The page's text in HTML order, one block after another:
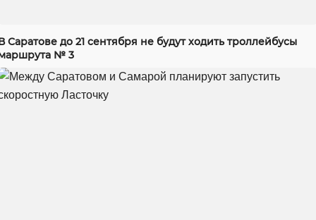
Саратове до 21 сентября не будут ходить троллейбусы
№ 3